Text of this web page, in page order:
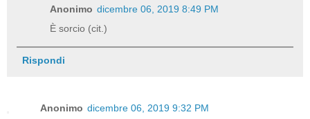
Anonimo dicembre 06, 2019 8:49 PM
È sorcio (cit.)
Rispondi
Anonimo dicembre 06, 2019 9:32 PM